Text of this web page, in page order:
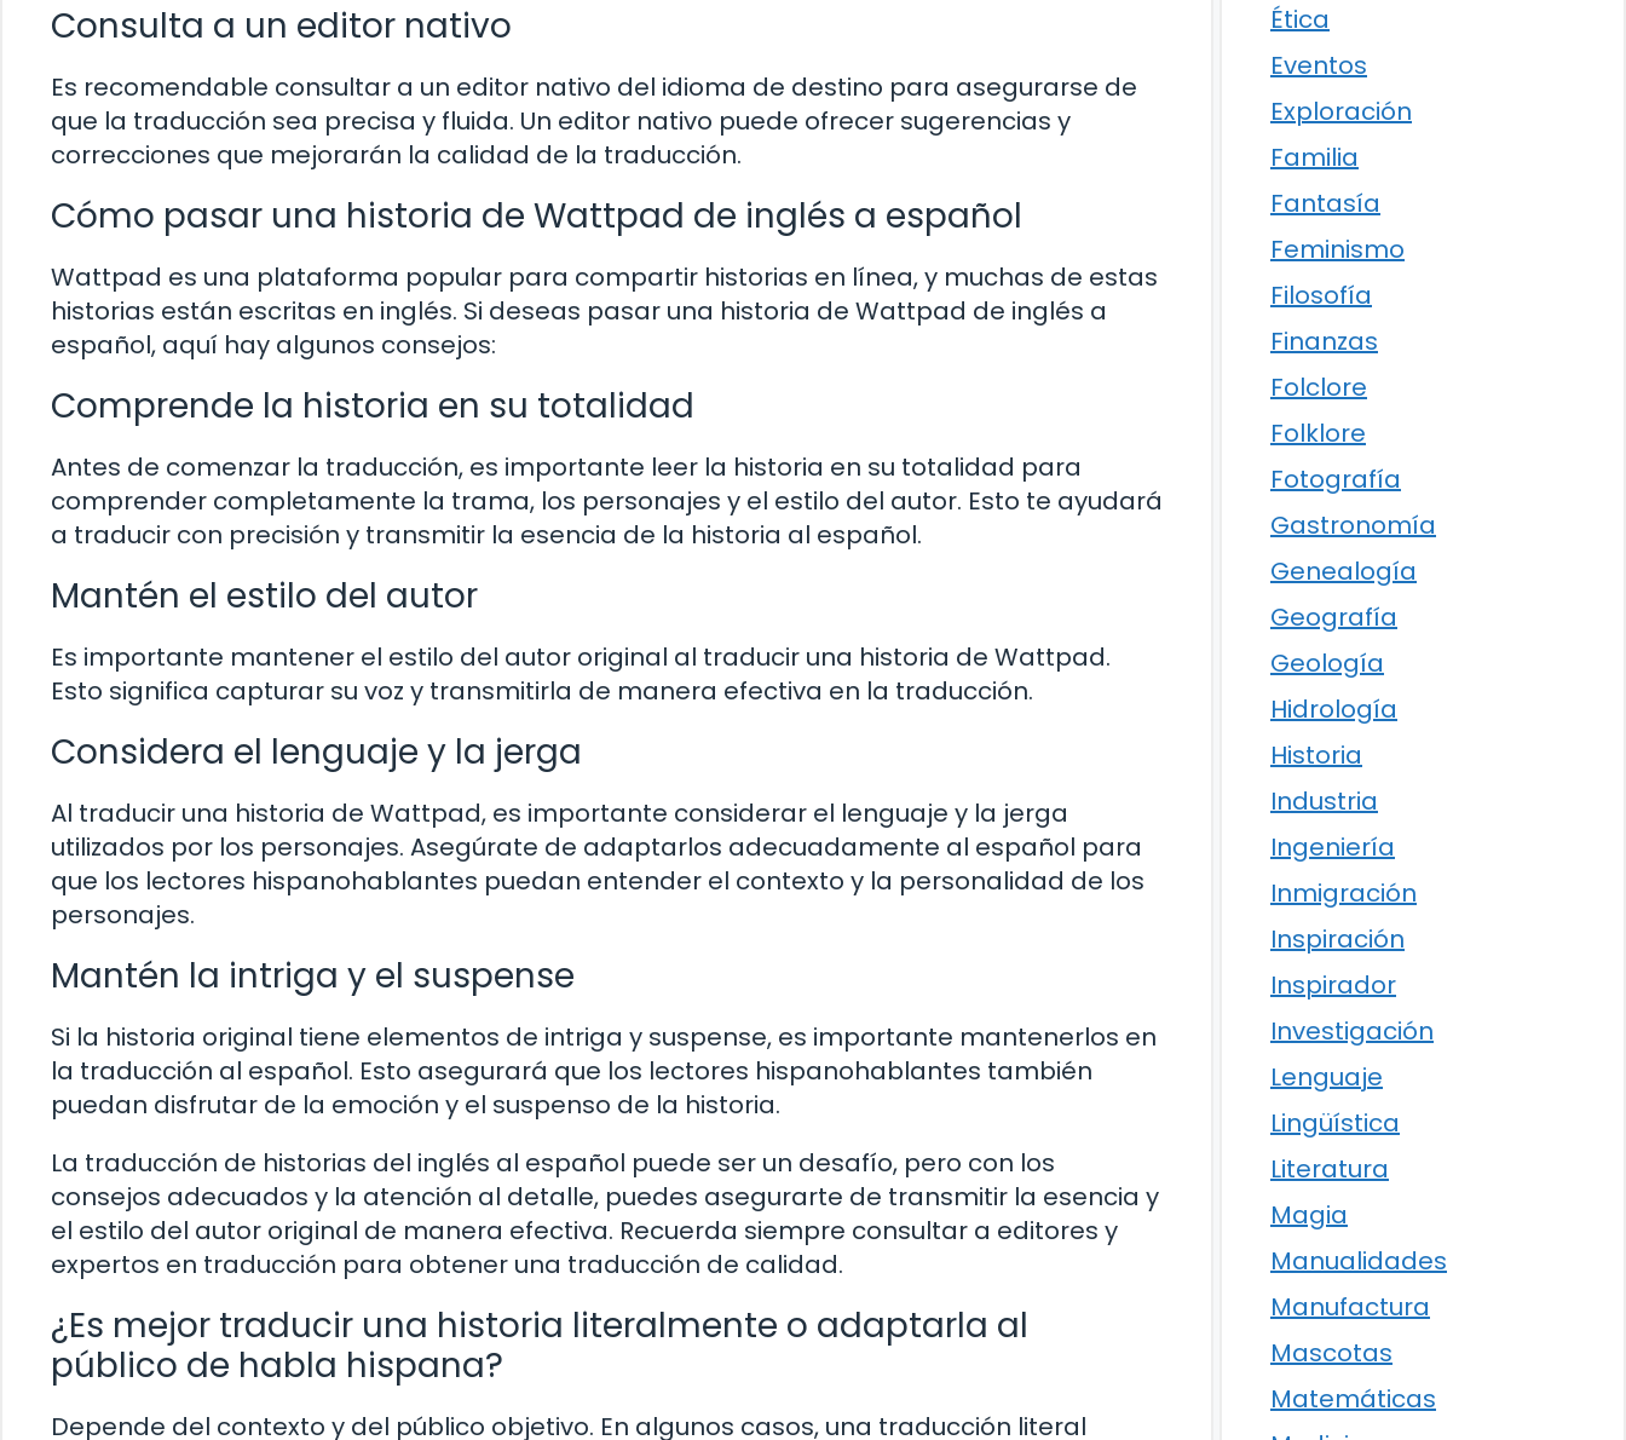
Consulta a un editor nativo
Es recomendable consultar a un editor nativo del idioma de destino para asegurarse de
que la traducción sea precisa y fluida. Un editor nativo puede ofrecer sugerencias y
correcciones que mejorarán la calidad de la traducción.
Cómo pasar una historia de Wattpad de inglés a español
Wattpad es una plataforma popular para compartir historias en línea, y muchas de estas
historias están escritas en inglés. Si deseas pasar una historia de Wattpad de inglés a
español, aquí hay algunos consejos:
Comprende la historia en su totalidad
Antes de comenzar la traducción, es importante leer la historia en su totalidad para
comprender completamente la trama, los personajes y el estilo del autor. Esto te ayudará
a traducir con precisión y transmitir la esencia de la historia al español.
Mantén el estilo del autor
Es importante mantener el estilo del autor original al traducir una historia de Wattpad.
Esto significa capturar su voz y transmitirla de manera efectiva en la traducción.
Considera el lenguaje y la jerga
Al traducir una historia de Wattpad, es importante considerar el lenguaje y la jerga
utilizados por los personajes. Asegúrate de adaptarlos adecuadamente al español para
que los lectores hispanohablantes puedan entender el contexto y la personalidad de los
personajes.
Mantén la intriga y el suspense
Si la historia original tiene elementos de intriga y suspense, es importante mantenerlos en
la traducción al español. Esto asegurará que los lectores hispanohablantes también
puedan disfrutar de la emoción y el suspenso de la historia.
La traducción de historias del inglés al español puede ser un desafío, pero con los
consejos adecuados y la atención al detalle, puedes asegurarte de transmitir la esencia y
el estilo del autor original de manera efectiva. Recuerda siempre consultar a editores y
expertos en traducción para obtener una traducción de calidad.
¿Es mejor traducir una historia literalmente o adaptarla al
público de habla hispana?
Depende del contexto y del público objetivo. En algunos casos, una traducción literal
Ética
Eventos
Exploración
Familia
Fantasía
Feminismo
Filosofía
Finanzas
Folclore
Folklore
Fotografía
Gastronomía
Genealogía
Geografía
Geología
Hidrología
Historia
Industria
Ingeniería
Inmigración
Inspiración
Inspirador
Investigación
Lenguaje
Lingüística
Literatura
Magia
Manualidades
Manufactura
Mascotas
Matemáticas